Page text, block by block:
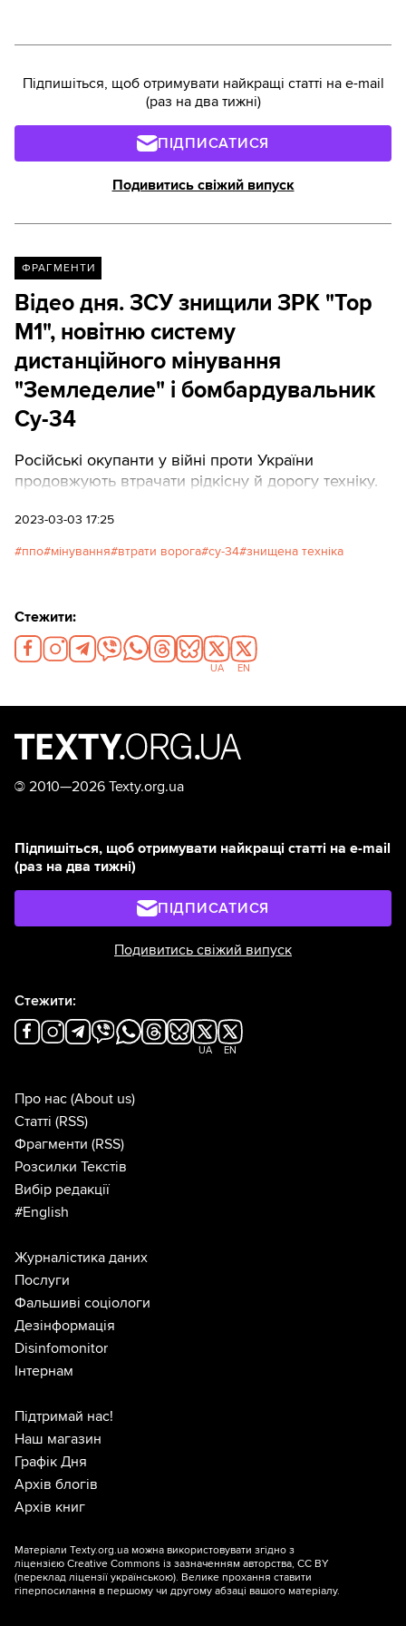
Підпишіться, щоб отримувати найкращі статті на e-mail
(раз на два тижні)
ПІДПИСАТИСЯ
Подивитись свіжий випуск
ФРАГМЕНТИ
Відео дня. ЗСУ знищили ЗРК "Тор
М1", новітню систему
дистанційного мінування
"Земледелие" і бомбардувальник
Су-34
Російські окупанти у війні проти України
продовжують втрачати рідкісну й дорогу техніку.
2023-03-03 17:25
ппо мінування втрати ворога су-34 знищена техніка
Стежити:
UA EN
© 2010—2026 Texty.org.ua
Підпишіться, щоб отримувати найкращі статті на e-mail
(раз на два тижні)
ПІДПИСАТИСЯ
Подивитись свіжий випуск
Стежити:
UA EN
Про нас (About us)
Статті (RSS)
Фрагменти (RSS)
Розсилки Текстів
Вибір редакції
#English
Журналістика даних
Послуги
Фальшиві соціологи
Дезінформація
Disinfomonitor
Інтернам
Підтримай нас!
Наш магазин
Графік Дня
Архів блогів
Архів книг
Матеріали Texty.org.ua можна використовувати згідно з
ліцензією Creative Commons із зазначенням авторства, CC BY
(переклад ліцензії українською). Велике прохання ставити
гіперпосилання в першому чи другому абзаці вашого матеріалу.